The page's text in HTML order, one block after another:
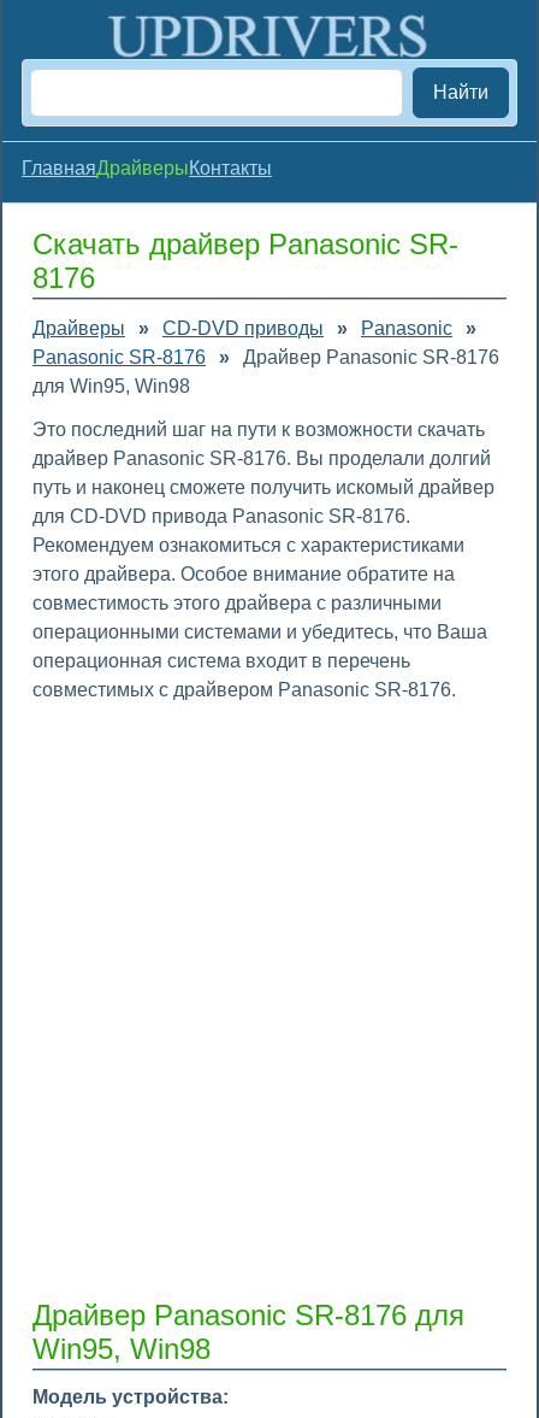
Найти
ГлавнаяДрайверыКонтакты
Скачать драйвер Panasonic SR-
8176
Драйверы » CD-DVD приводы » Panasonic
»
Panasonic SR-8176
»
Драйвер Panasonic SR-8176
для Win95, Win98
Это последний шаг на пути к возможности скачать
драйвер Panasonic SR-8176. Вы проделали долгий
путь и наконец сможете получить искомый драйвер
для CD-DVD привода Panasonic SR-8176.
Рекомендуем ознакомиться с характеристиками
этого драйвера. Особое внимание обратите на
совместимость этого драйвера с различными
операционными системами и убедитесь, что Ваша
операционная система входит в перечень
совместимых с драйвером Panasonic SR-8176.
Драйвер Panasonic SR-8176 для
Win95, Win98
Модель устройства: